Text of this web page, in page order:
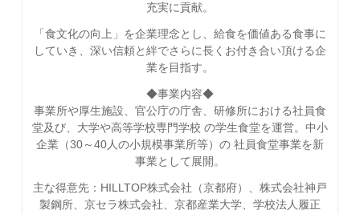
充実に貢献。
「食文化の向上」を企業理念とし、給食を価値ある食事に
していき、深い信頼と絆でさらに長くお付き合い頂ける企
業を目指す。
◆事業内容◆
事業所や厚生施設、官公庁の庁舎、研修所における社員食
堂及び、大学や高等学校専門学校 の学生食堂を運営。中小
企業（30～40人の小規模事業所等）の 社員食堂事業を新
事業として展開。
主な得意先：HILLTOP株式会社（京都府）、株式会社神戸
製鋼所、京セラ株式会社、京都産業大学、学校法人履正